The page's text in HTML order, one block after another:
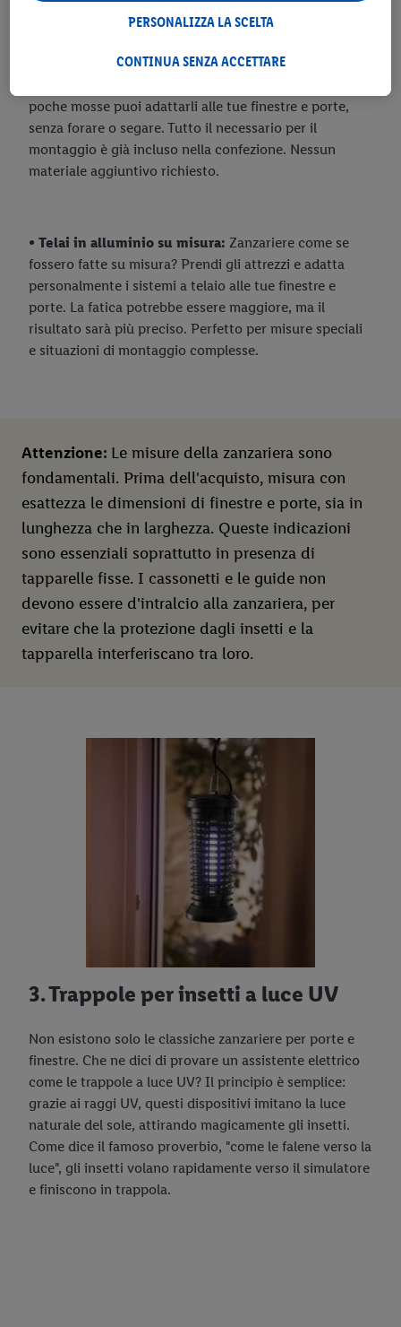
flessibile ma allo stesso tempo semplice? I telai
poche mosse puoi adattarli alle tue finestre e porte,
senza forare o segare. Tutto il necessario per il
montaggio è già incluso nella confezione. Nessun
materiale aggiuntivo richiesto.
• Telai in alluminio su misura: Zanzariere come se
fossero fatte su misura? Prendi gli attrezzi e adatta
personalmente i sistemi a telaio alle tue finestre e
porte. La fatica potrebbe essere maggiore, ma il
risultato sarà più preciso. Perfetto per misure speciali
e situazioni di montaggio complesse.
Attenzione: Le misure della zanzariera sono
fondamentali. Prima dell'acquisto, misura con
esattezza le dimensioni di finestre e porte, sia in
lunghezza che in larghezza. Queste indicazioni
sono essenziali soprattutto in presenza di
tapparelle fisse. I cassonetti e le guide non
devono essere d'intralcio alla zanzariera, per
evitare che la protezione dagli insetti e la
tapparella interferiscano tra loro.
3. Trappole per insetti a luce UV
Non esistono solo le classiche zanzariere per porte e
finestre. Che ne dici di provare un assistente elettrico
come le trappole a luce UV? Il principio è semplice:
grazie ai raggi UV, questi dispositivi imitano la luce
naturale del sole, attirando magicamente gli insetti.
Come dice il famoso proverbio, "come le falene verso la
luce", gli insetti volano rapidamente verso il simulatore
e finiscono in trappola.
Alla voce “Personalizza la scelta” può gestire singolarmente le
informazioni in merito al trattamento.
Cliccando “Continua senza accettare” può autorizzare il solo
utilizzo delle tecnologie tecnicamente necessarie. Cliccando
“Accetta”, acconsente a tutti i trattamenti per tutte le finalità
sopra indicate. Ulteriori informazioni, comprese quelle relative
futuro, sono disponibili nella nostrainformativa privacy. Le
nostre informazioni legali sono consultabili qui.
CONTINUA SENZA ACCETTARE
PERSONALIZZA LA SCELTA